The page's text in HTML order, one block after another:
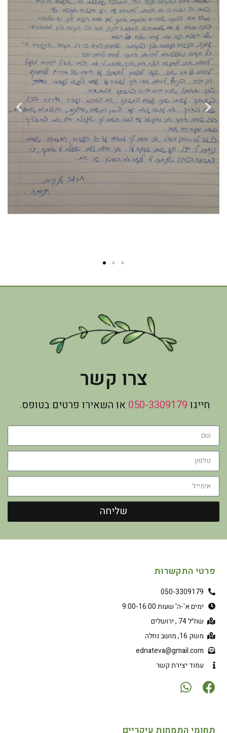
צרו קשר
חייגו 050-3309179 או השאירו פרטים בטופס.
שליחה
תחומי התמחות עיקריים
פרטי התקשרות
050-3309179
ימים א'-ה' שעות 9:00-16:00
שח״ל 74 , ירושלים
משק 16, מושב נחלה
ednateva@gmail.com
עמוד יצירת קשר